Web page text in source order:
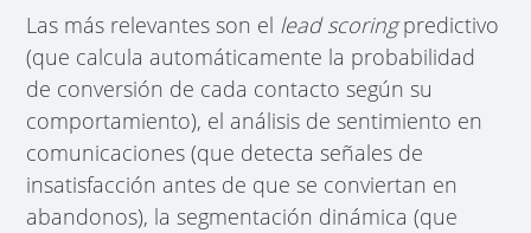
Las más relevantes son el lead scoringpredictivo
(que calcula automáticamente la probabilidad
de conversión de cada contacto según su
comportamiento), el análisis de sentimiento en
comunicaciones (que detecta señales de
insatisfacción antes de que se conviertan en
abandonos), la segmentación dinámica (que